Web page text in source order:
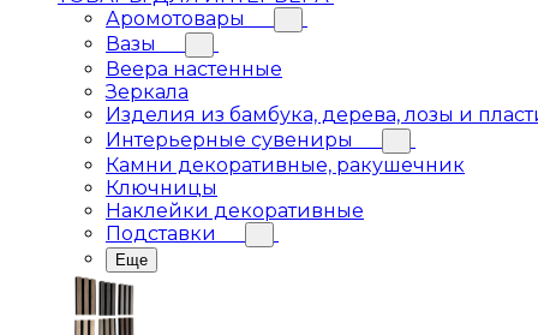
Аромотовары
Вазы
Веера настенные
Зеркала
Изделия из бамбука, дерева, лозы и
Интерьерные сувениры
Камни декоративные, ракушечник
Ключницы
Наклейки декоративные
Подставки
Еще